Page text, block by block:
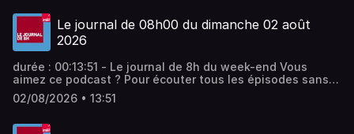
Le journal de 08h00 du dimanche 02 août
2026
durée : 00:13:51 - Le journal de 8h du week-end Vous
aimez ce podcast ? Pour écouter tous les épisodes sans
limite, rendez-vous sur Radio France
02/08/2026 • 13:51